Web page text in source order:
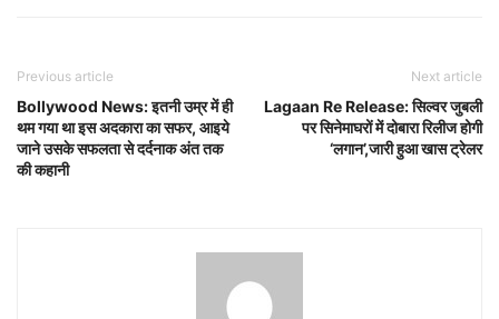
Previous article
Bollywood News: इतनी उम्र में ही
थम गया था इस अदकारा का सफर, आइये
जाने उसके सफलता से दर्दनाक अंत तक
की कहानी
Next article
Lagaan Re Release: सिल्वर जुबली
पर सिनेमाघरों में दोबारा रिलीज होगी
‘लगान’,जारी हुआ खास ट्रेलर